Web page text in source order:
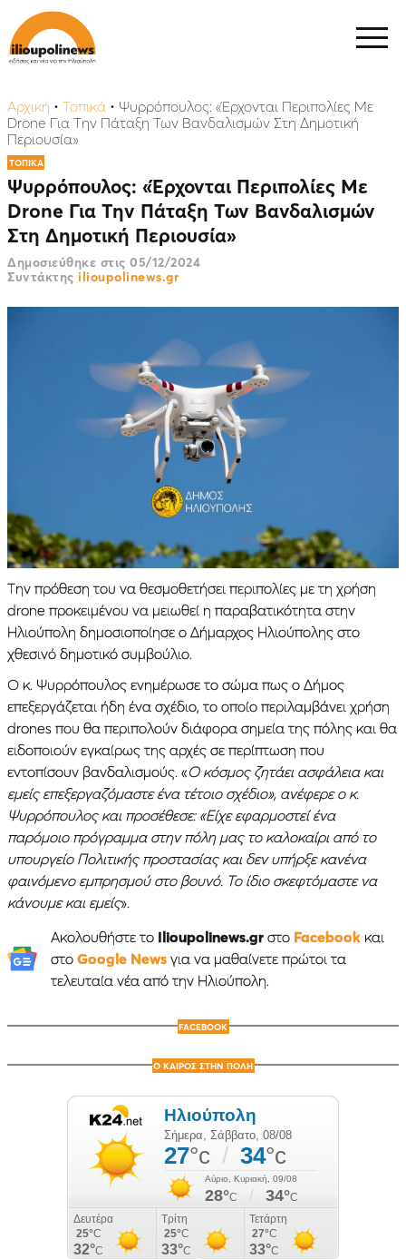
Αρχική • Τοπικά • Ψυρρόπουλος: «Έρχονται Περιπολίες Με
Drone Για Την Πάταξη Των Βανδαλισμών Στη Δημοτική
Περιουσία»
ΤΟΠΙΚΑ
Ψυρρόπουλος: «Έρχονται Περιπολίες Με
Drone Για Την Πάταξη Των Βανδαλισμών
Στη Δημοτική Περιουσία»
Δημοσιεύθηκε στις 05/12/2024
Συντάκτης ilioupolinews.gr
Την πρόθεση του να θεσμοθετήσει περιπολίες με τη χρήση
drone προκειμένου να μειωθεί η παραβατικότητα στην
Ηλιούπολη δημοσιοποίησε ο Δήμαρχος Ηλιούπολης στο
χθεσινό δημοτικό συμβούλιο.
Ο κ. Ψυρρόπουλος ενημέρωσε το σώμα πως ο Δήμος
επεξεργάζεται ήδη ένα σχέδιο, το οποίο περιλαμβάνει χρήση
drones που θα περιπολούν διάφορα σημεία της πόλης και θα
ειδοποιούν εγκαίρως της αρχές σε περίπτωση που
εντοπίσουν βανδαλισμούς. «Ο κόσμος ζητάει ασφάλεια και
εμείς επεξεργαζόμαστε ένα τέτοιο σχέδιο», ανέφερε ο κ.
Ψυρρόπουλος και προσέθεσε: «Είχε εφαρμοστεί ένα
παρόμοιο πρόγραμμα στην πόλη μας το καλοκαίρι από το
υπουργείο Πολιτικής προστασίας και δεν υπήρξε κανένα
φαινόμενο εμπρησμού στο βουνό. Το ίδιο σκεφτόμαστε να
κάνουμε και εμείς».
Ακολουθήστε το Ilioupolinews.grστο Facebookκαι
στο Google Newsγια να μαθαίνετε πρώτοι τα
τελευταία νέα από την Ηλιούπολη.
FACEBOOK
Ο ΚΑΙΡΟΣ ΣΤΗΝ ΠΟΛΗ